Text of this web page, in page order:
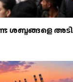
ശബ്ദങ്ങളെ